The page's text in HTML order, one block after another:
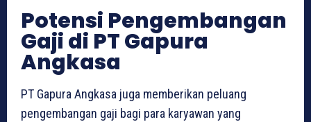
Potensi Pengembangan
Gaji di PT Gapura
Angkasa
PT Gapura Angkasa juga memberikan peluang
pengembangan gaji bagi para karyawan yang